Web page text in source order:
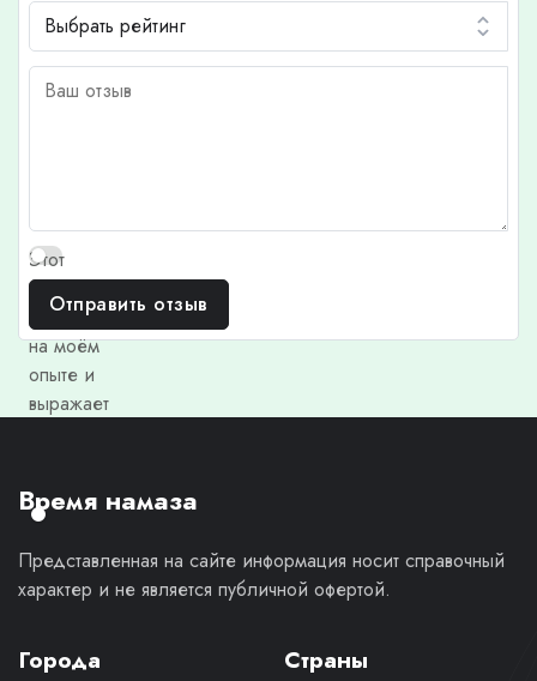
Этот
отзыв
основан
на моём
опыте и
выражает
мнение.
Отправить отзыв
Время намаза
Представленная на сайте информация носит справочный
характер и не является публичной офертой.
Города Страны